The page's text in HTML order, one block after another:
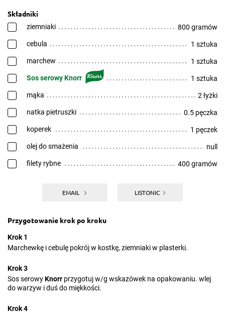
Składniki
ziemniaki 800 gramów
cebula 1 sztuka
marchew 1 sztuka
Sos serowy Knorr 1 sztuka
mąka 2 łyżki
natka pietruszki 0.5 pęczka
koperek 1 pęczek
olej do smażenia null
filety rybne 400 gramów
EMAIL LISTONIC
Przygotowanie krok po kroku
Krok 1
Marchewkę i cebulę pokrój w kostkę, ziemniaki w plasterki.
Krok 3
Sos serowyKnorr przygotuj w/g wskazówek na opakowaniu. wlej
do warzyw i duś do miękkości.
Krok 4